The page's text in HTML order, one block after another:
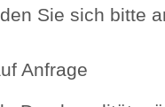
Sie sich bitte
Anfrage